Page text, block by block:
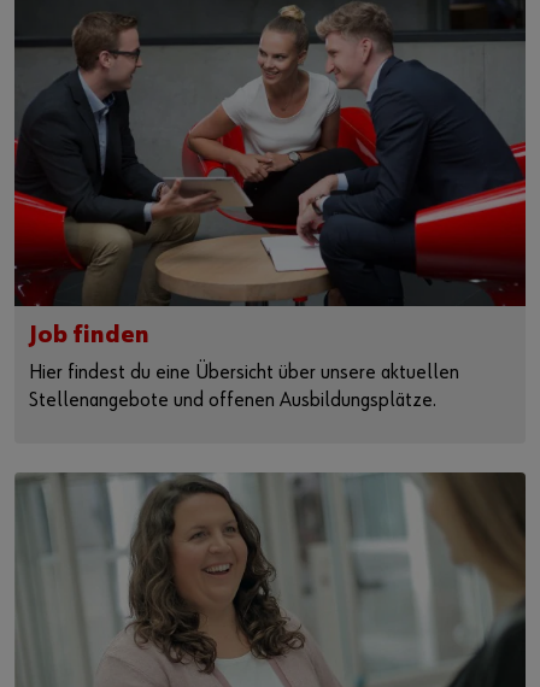
Job finden
Hier findest du eine Übersicht über unsere aktuellen
Stellenangebote und offenen Ausbildungsplätze.